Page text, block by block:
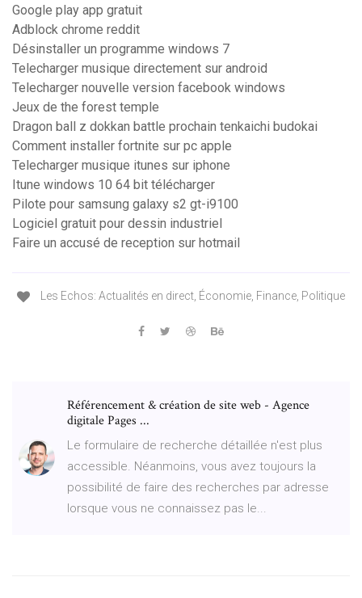
Google play app gratuit
Adblock chrome reddit
Désinstaller un programme windows 7
Telecharger musique directement sur android
Telecharger nouvelle version facebook windows
Jeux de the forest temple
Dragon ball z dokkan battle prochain tenkaichi budokai
Comment installer fortnite sur pc apple
Telecharger musique itunes sur iphone
Itune windows 10 64 bit télécharger
Pilote pour samsung galaxy s2 gt-i9100
Logiciel gratuit pour dessin industriel
Faire un accusé de reception sur hotmail
Les Echos: Actualités en direct, Économie, Finance, Politique
Référencement & création de site web - Agence
digitale Pages ...
Le formulaire de recherche détaillée n'est plus
accessible. Néanmoins, vous avez toujours la
possibilité de faire des recherches par adresse
lorsque vous ne connaissez pas le...